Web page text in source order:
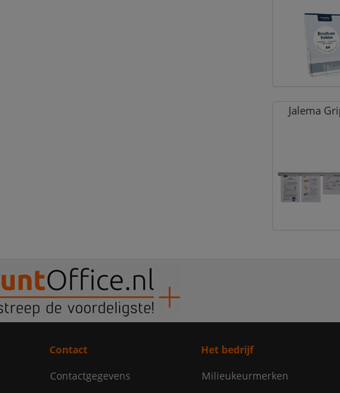
Jalema
Contact
Contactgegevens
Het bedrijf
Milieukeurmerken